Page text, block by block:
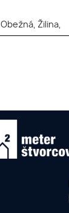
Obežná, Žilina,